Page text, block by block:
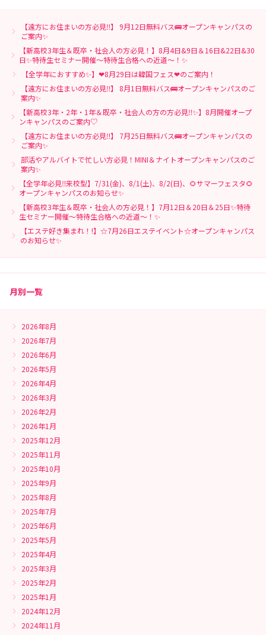
【遠方にお住まいの方必見‼】 9月12日無料バス🚌オープンキャンパスの
ご案内✨
【新高校3年生＆既卒・社会人の方必見！】8月4日&9日＆16日&22日&30
日✨特待生セミナー開催～特待生合格への近道～！✨
【全学年におすすめ✨】❤8月29日は韓国フェス❤のご案内！
【遠方にお住まいの方必見‼】 8月1日無料バス🚌オープンキャンパスのご
案内✨
【新高校3年・2年・1年＆既卒・社会人の方の方必見‼✨】8月開催オープ
ンキャンパスのご案内♡
【遠方にお住まいの方必見‼】 7月25日無料バス🚌オープンキャンパスの
ご案内✨
部活やアルバイトで忙しい方必見！MINI＆ナイトオープンキャンパスのご
案内✨
【全学年必見‼来校型】7/31(金)、8/1(土)、8/2(日)、🌻サマーフェスタ🌻
オープンキャンパスのお知らせ✨
【新高校3年生＆既卒・社会人の方必見！】7月12日＆20日＆25日✨特待
生セミナー開催～特待生合格への近道～！✨
【エステ好き集まれ！!】☆7月26日エステイベント☆オープンキャンパス
のお知らせ✨
月別一覧
2026年8月
2026年7月
2026年6月
2026年5月
2026年4月
2026年3月
2026年2月
2026年1月
2025年12月
2025年11月
2025年10月
2025年9月
2025年8月
2025年7月
2025年6月
2025年5月
2025年4月
2025年3月
2025年2月
2025年1月
2024年12月
2024年11月